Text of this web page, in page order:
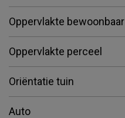
Oppervlakte bewoonbaar
Oppervlakte perceel
Oriëntatie tuin
Auto